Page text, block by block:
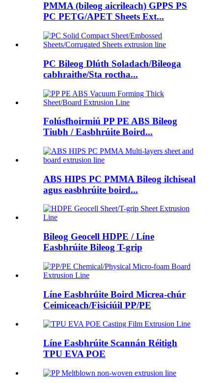
PMMA (bileog aicrileach) GPPS PS
PC PETG/APET Sheets Ext...
PC Bileog Dlúth Soladach/Bileoga
cabhraithe/Sta roctha...
Folúsfhoirmiú PP PE ABS Bileog
Tiubh / Easbhrúite Boird...
ABS HIPS PC PMMA Bileog ilchiseal
agus easbhrúite boird...
Bileog Geocell HDPE / Líne
Easbhrúite Bileog T-grip
Líne Easbhrúite Boird Micrea-chúr
Ceimiceach/Fisiciúil PP/PE
Líne Easbhrúite Scannán Réitigh
TPU EVA POE